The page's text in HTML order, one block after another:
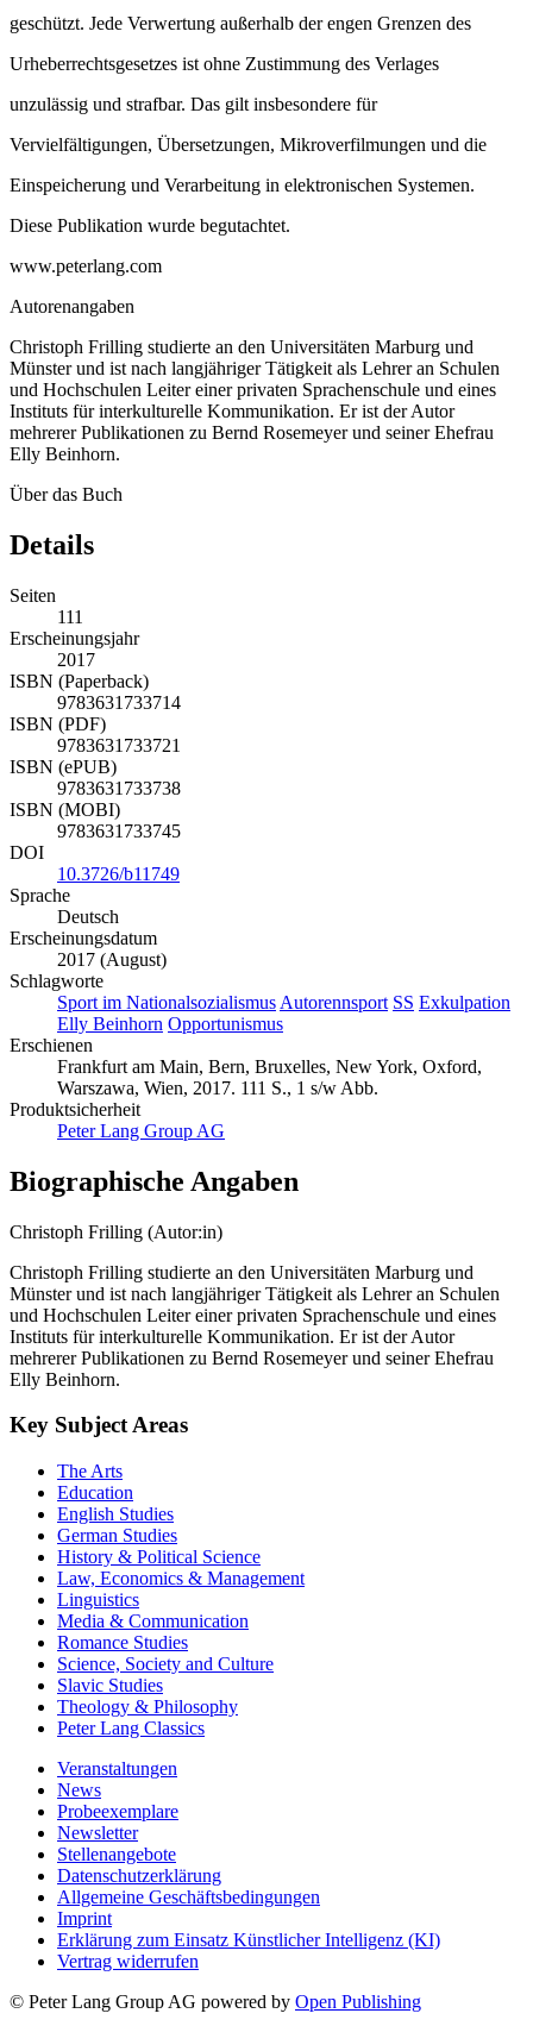
geschützt. Jede Verwertung außerhalb der engen Grenzen des
Urheberrechtsgesetzes ist ohne Zustimmung des Verlages
unzulässig und strafbar. Das gilt insbesondere für
Vervielfältigungen, Übersetzungen, Mikroverfilmungen und die
Einspeicherung und Verarbeitung in elektronischen Systemen.
Diese Publikation wurde begutachtet.
www.peterlang.com
Autorenangaben
Christoph Frilling studierte an den Universitäten Marburg und
Münster und ist nach langjähriger Tätigkeit als Lehrer an Schulen
und Hochschulen Leiter einer privaten Sprachenschule und eines
Instituts für interkulturelle Kommunikation. Er ist der Autor
mehrerer Publikationen zu Bernd Rosemeyer und seiner Ehefrau
Elly Beinhorn.
Über das Buch
Details
Seiten
111
Erscheinungsjahr
2017
ISBN (Paperback)
9783631733714
ISBN (PDF)
9783631733721
ISBN (ePUB)
9783631733738
ISBN (MOBI)
9783631733745
DOI
10.3726/b11749
Sprache
Deutsch
Erscheinungsdatum
2017 (August)
Schlagworte
Sport im Nationalsozialismus Autorennsport SS Exkulpation
Elly Beinhorn Opportunismus
Erschienen
Frankfurt am Main, Bern, Bruxelles, New York, Oxford,
Warszawa, Wien, 2017. 111 S., 1 s/w Abb.
Produktsicherheit
Peter Lang Group AG
Biographische Angaben
Christoph Frilling (Autor:in)
Christoph Frilling studierte an den Universitäten Marburg und
Münster und ist nach langjähriger Tätigkeit als Lehrer an Schulen
und Hochschulen Leiter einer privaten Sprachenschule und eines
Instituts für interkulturelle Kommunikation. Er ist der Autor
mehrerer Publikationen zu Bernd Rosemeyer und seiner Ehefrau
Elly Beinhorn.
Key Subject Areas
The Arts
Education
English Studies
German Studies
History & Political Science
Law, Economics & Management
Linguistics
Media & Communication
Romance Studies
Science, Society and Culture
Slavic Studies
Theology & Philosophy
Peter Lang Classics
Veranstaltungen
News
Probeexemplare
Newsletter
Stellenangebote
Datenschutzerklärung
Allgemeine Geschäftsbedingungen
Imprint
Erklärung zum Einsatz Künstlicher Intelligenz (KI)
Vertrag widerrufen
© Peter Lang Group AG powered by Open Publishing